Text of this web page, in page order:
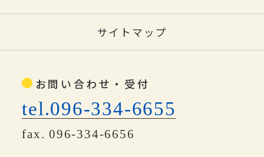
サイトマップ
お問い合わせ・受付
tel.096-334-6655
fax. 096-334-6656